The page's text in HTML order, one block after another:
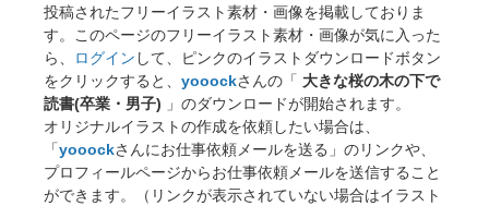
投稿されたフリーイラスト素材・画像を掲載しておりま
す。このページのフリーイラスト素材・画像が気に入った
ら、
ログイン して、ピンクのイラストダウンロードボタン
をクリックすると、 yooockさんの「 大きな桜の木の下で
読書(卒業・男子) 」のダウンロードが開始されます。
オリジナルイラストの作成を依頼したい場合は、
「yooockさんにお仕事依頼メールを送る」のリンクや、
プロフィールページからお仕事依頼メールを送信すること
ができます。（リンクが表示されていない場合はイラスト